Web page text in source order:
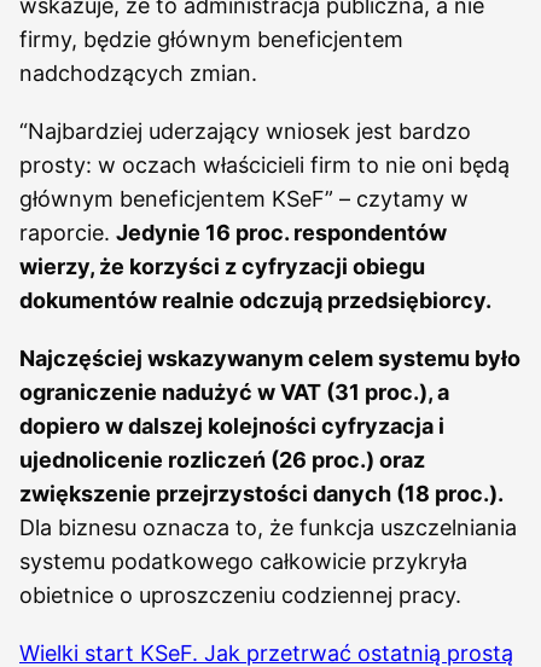
wskazuje, że to administracja publiczna, a nie
firmy, będzie głównym beneficjentem
nadchodzących zmian.
“Najbardziej uderzający wniosek jest bardzo
prosty: w oczach właścicieli firm to nie oni będą
głównym beneficjentem KSeF” – czytamy w
raporcie. Jedynie 16 proc. respondentów
wierzy, że korzyści z cyfryzacji obiegu
dokumentów realnie odczują przedsiębiorcy.
Najczęściej wskazywanym celem systemu było
ograniczenie nadużyć w VAT (31 proc.), a
dopiero w dalszej kolejności cyfryzacja i
ujednolicenie rozliczeń (26 proc.) oraz
zwiększenie przejrzystości danych (18 proc.).
Dla biznesu oznacza to, że funkcja uszczelniania
systemu podatkowego całkowicie przykryła
obietnice o uproszczeniu codziennej pracy.
Wielki start KSeF. Jak przetrwać ostatnią prostą